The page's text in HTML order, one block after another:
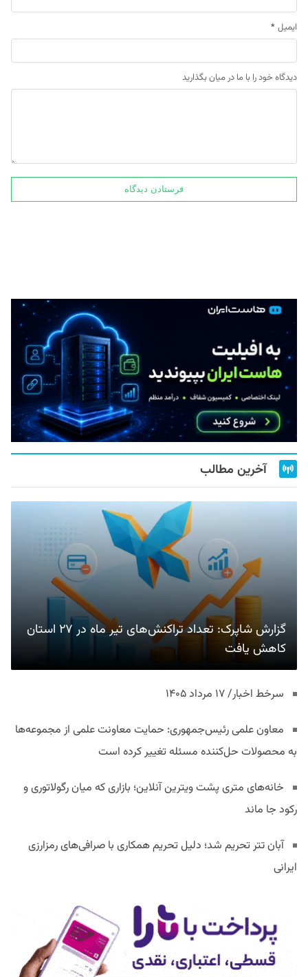
ایمیل *
دیدگاه خود را با ما در میان بگذارید
آخرین مطالب
گزارش شاپرک: تعداد تراکنش‌های تیر ماه در ۲۷ استان‌
کاهش یافت
سرخط اخبار/ ۱۷ مرداد ۱۴۰۵
معاون علمی رئیس‌جمهوری: حمایت معاونت علمی از مجموعه‌ها
به محصولات حل‌کننده مسئله تغییر کرده است
خانه‌های متری پشت ویترین آنلاین؛ بازاری که میان رگولاتوری و
رکود جا ماند
آبان تتر تحریم شد؛ دلیل تحریم همکاری با صرافی‌های رمزارزی
ایرانی